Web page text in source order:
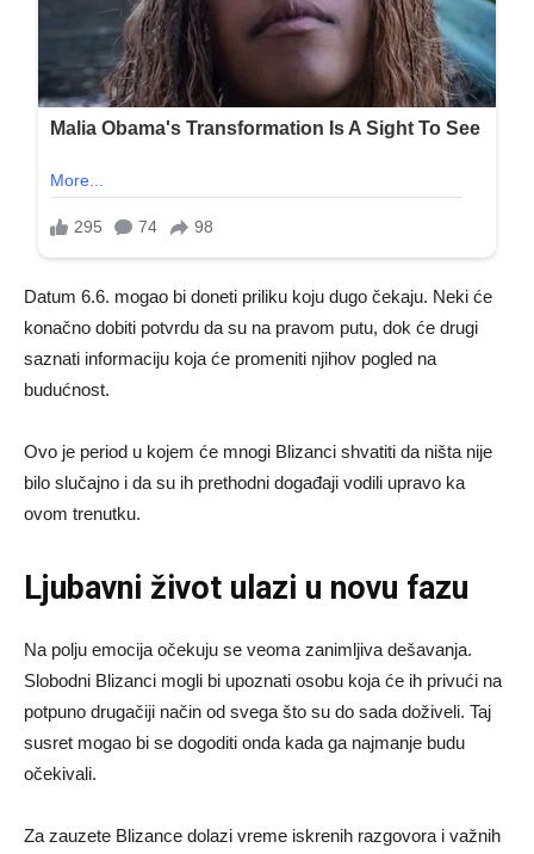
Datum 6.6. mogao bi doneti priliku koju dugo čekaju. Neki će
konačno dobiti potvrdu da su na pravom putu, dok će drugi
saznati informaciju koja će promeniti njihov pogled na
budućnost.
Ovo je period u kojem će mnogi Blizanci shvatiti da ništa nije
bilo slučajno i da su ih prethodni događaji vodili upravo ka
ovom trenutku.
Ljubavni život ulazi u novu fazu
Na polju emocija očekuju se veoma zanimljiva dešavanja.
Slobodni Blizanci mogli bi upoznati osobu koja će ih privući na
potpuno drugačiji način od svega što su do sada doživeli. Taj
susret mogao bi se dogoditi onda kada ga najmanje budu
očekivali.
Za zauzete Blizance dolazi vreme iskrenih razgovora i važnih